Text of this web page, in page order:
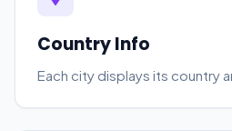
Country Info
Each city displays its country